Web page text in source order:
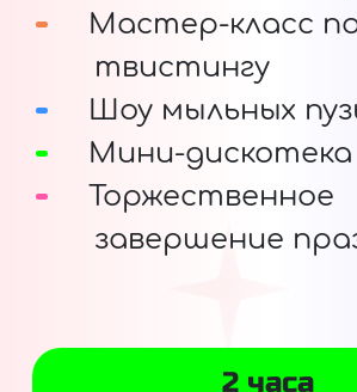
Мастер-класс
твистингу
Шоу мыльных
Мини-дискотека
Торжественное
завершение
2 часа